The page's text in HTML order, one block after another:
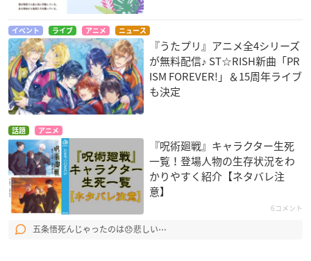
イベント ライブ アニメ ニュース
『うたプリ』アニメ全4シリーズ
が無料配信♪ ST☆RISH新曲「PR
ISM FOREVER!」＆15周年ライブ
も決定
話題 アニメ
『呪術廻戦』キャラクター生死
一覧！登場人物の生存状況をわ
かりやすく紹介【ネタバレ注
意】
6コメント
五条悟死んじゃったのは😞悲しい⋯